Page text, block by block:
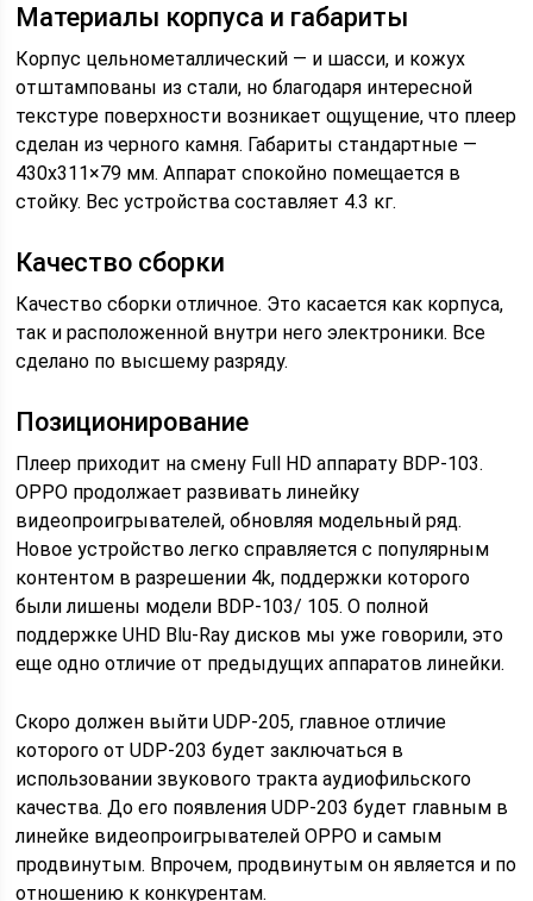
Материалы корпуса и габариты
Корпус цельнометаллический — и шасси, и кожух
отштампованы из стали, но благодаря интересной
текстуре поверхности возникает ощущение, что плеер
сделан из черного камня. Габариты стандартные —
430х311×79 мм. Аппарат спокойно помещается в
стойку. Вес устройства составляет 4.3 кг.
Качество сборки
Качество сборки отличное. Это касается как корпуса,
так и расположенной внутри него электроники. Все
сделано по высшему разряду.
Позиционирование
Плеер приходит на смену Full HD аппарату BDP-103.
OPPO продолжает развивать линейку
видеопроигрывателей, обновляя модельный ряд.
Новое устройство легко справляется с популярным
контентом в разрешении 4k, поддержки которого
были лишены модели BDP-103/ 105. О полной
поддержке UHD Blu-Ray дисков мы уже говорили, это
еще одно отличие от предыдущих аппаратов линейки.
Скоро должен выйти UDP-205, главное отличие
которого от UDP-203 будет заключаться в
использовании звукового тракта аудиофильского
качества. До его появления UDP-203 будет главным в
линейке видеопроигрывателей OPPO и самым
продвинутым. Впрочем, продвинутым он является и по
отношению к конкурентам.